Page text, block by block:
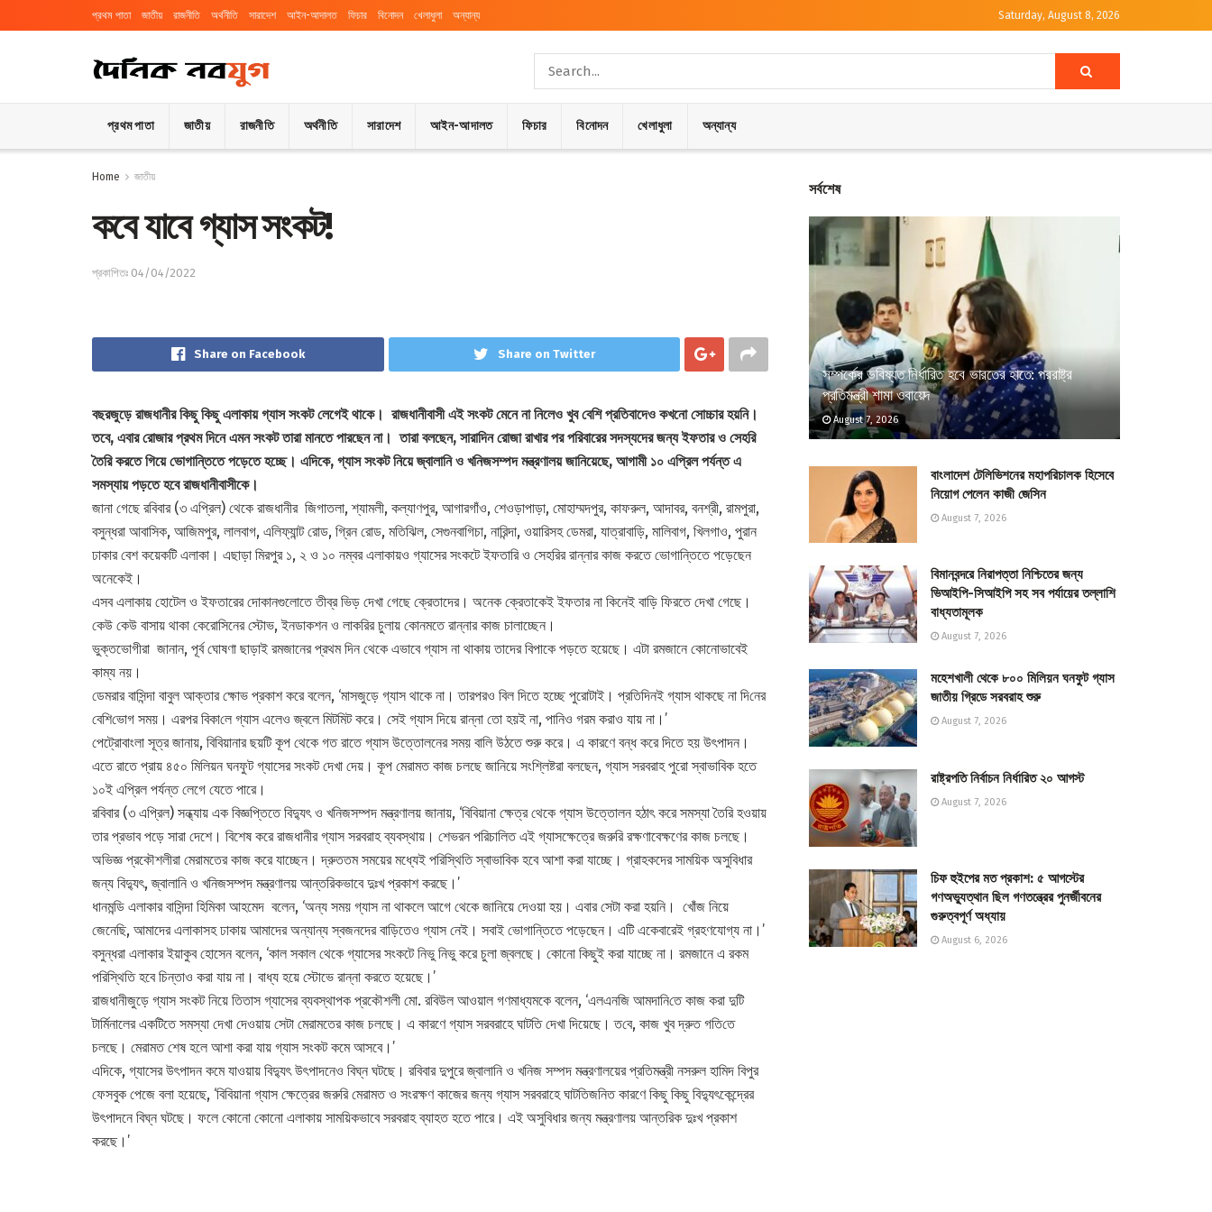
প্রথম পাতা জাতীয় রাজনীতি অর্থনীতি সারাদেশ আইন-আদালত ফিচার বিনোদন খেলাধুলা অন্যান্য Saturday, August 8, 2026
প্রথম পাতা জাতীয় রাজনীতি অর্থনীতি সারাদেশ আইন-আদালত ফিচার বিনোদন খেলাধুলা অন্যান্য
Home জাতীয়
কবে যাবে গ্যাস সংক‌ট!
প্রকাশিতঃ 04/04/2022
Share on Facebook Share on Twitter
বছরজুড়ে রাজধানীর কিছু কিছু এলাকায় গ্যাস সংক‌ট লেগেই থাকে। রাজধানীবাসী এই সংকট মেনে না নিলেও খুব বেশি প্রতিবাদেও কখনো সোচ্চার হয়নি।
তবে, এবার রোজার প্রথম দিনে এমন সংকট তারা মানতে পারছেন না। তারা বলছেন, সারাদিন রোজা রাখার পর পরিবারের সদস্যদের জন্য ইফতার ও সেহরি
তৈরি করতে গিয়ে ভোগান্তিতে পড়েতে হচ্ছে। এদিকে, গ্যাস সংকট নিয়ে জ্বালানি ও খনিজসম্পদ মন্ত্রণালয় জানিয়েছে, আগামী ১০ এপ্রিল পর্যন্ত এ
সমস্যায় পড়তে হবে রাজধানীবাসীকে।
জানা গেছে রবিবার (৩ এপ্রিল) থেকে রাজধানীর জিগাতলা, শ্যামলী, কল্যাণপুর, আগারগাঁও, শেওড়াপাড়া, মোহাম্মদপুর, কাফরুল, আদাবর, বনশ্রী, রামপুরা,
বসুন্ধরা আবাসিক, আজিমপুর, লালবাগ, এলিফ্যান্ট রোড, গ্রিন রোড, মতিঝিল, সেগুনবাগিচা, নারিন্দা, ওয়ারিসহ ডেমরা, যাত্রাবাড়ি, মালিবাগ, খিলগাও, পুরান
ঢাকার বেশ কয়েকটি এলাকা। এছাড়া মিরপুর ১, ২ ও ১০ নম্বর এলাকায়ও গ্যাসের সংকটে ইফতারি ও সেহরির রান্নার কাজ করতে ভোগান্তিতে পড়েছেন
অনেকেই।
এসব এলাকায় হোটেল ও ইফতারের দোকানগুলোতে তীব্র ভিড় দেখা গেছে ক্রেতাদের। অনেক ক্রেতাকেই ইফতার না কিনেই বাড়ি ফিরতে দেখা গেছে।
কেউ কেউ বাসায় থাকা কেরোসিনের স্টোভ, ইনডাকশন ও লাকরির চুলায় কোনমতে রান্নার কাজ চালাচ্ছেন।
ভুক্তভোগীরা জানান, পূর্ব ঘোষণা ছাড়াই রমজানের প্রথম দিন থেকে এভাবে গ্যাস না থাকায় তাদের বিপাকে পড়তে হয়েছে। এটা রমজানে কোনোভাবেই
কাম্য নয়।
ডেমরার বা‌সিন্দা বাবুল আক্তার ক্ষোভ প্রকাশ করে বলেন, ‘মাসজুড়ে গ্যাস থাকে না। তারপরও বিল দিতে হচ্ছে পুরোটাই। প্রতিদিনই গ্যাস থাকছে না ‌দি‌নের
বে‌শি‌ভোগ সময়। এরপর বিকা‌লে গ্যাস এলেও জ্বলে মিটমিট করে। সেই গ্যাস দিয়ে রান্না তো হয়ই না, পানিও গরম করাও যায় না।’
পেট্রোবাংলা সূত্র জানায়, বিবিয়ানার ছয়টি কূপ থেকে গত রাতে গ্যাস উত্তোলনের সময় বালি উঠতে শুরু করে। এ কারণে বন্ধ করে দিতে হয় উৎপাদন।
এতে রাতে প্রায় ৪৫০ মিলিয়ন ঘনফুট গ্যাসের সংকট দেখা দেয়। কূপ মেরামত কাজ চলছে জানিয়ে সংশ্লিষ্টরা বলছেন, গ্যাস সরবরাহ পুরো স্বাভাবিক হতে
১০ই এপ্রিল পর্যন্ত লেগে যেতে পারে।
রবিবার (৩ এপ্রিল) সন্ধ্যায় এক বিজ্ঞপ্তিতে বিদ্যুৎ ও খনিজসম্পদ মন্ত্রণালয় জানায়, ‘বিবিয়ানা ক্ষেত্র থেকে গ্যাস উত্তোলন হঠাৎ করে সমস্যা তৈরি হওয়ায়
তার প্রভাব পড়ে সারা দেশে। বিশেষ করে রাজধানীর গ্যাস সরবরাহ ব্যবস্থায়। শেভরন পরিচালিত এই গ্যাসক্ষেত্রে জরুরি রক্ষণাবেক্ষণের কাজ চলছে।
অভিজ্ঞ প্রকৌশলীরা মেরামতের কাজ করে যাচ্ছেন। দ্রুততম সময়ের মধ্যেই পরিস্থিতি স্বাভাবিক হবে আশা করা যাচ্ছে। গ্রাহকদের সাময়িক অসুবিধার
জন্য বিদ্যুৎ, জ্বালানি ও খনিজসম্পদ মন্ত্রণালয় আন্তরিকভাবে দুঃখ প্রকাশ করছে।’
ধানমন্ডি এলাকার বাসিন্দা হিমিকা আহমেদ বলেন, ‘অন্য সময় গ্যাস না থাকলে আগে থেকে জানিয়ে দেওয়া হয়। এবার সেটা করা হয়নি। খোঁজ নিয়ে
জেনেছি, আমাদের এলাকাসহ ঢাকায় আমাদের অন্যান্য স্বজনদের বাড়িতেও গ্যাস নেই। সবাই ভোগান্তিতে পড়েছেন। এটি একেবারেই গ্রহণযোগ্য না।’
বসুন্ধরা এলাকার ইয়াকুব হোসেন বলেন, ‘কাল সকাল থেকে গ্যাসের সংকটে নিভু নিভু করে চুলা জ্বলছে। কোনো কিছুই করা যাচ্ছে না। রমজানে এ রকম
পরিস্থিতি হবে চিন্তাও করা যায় না। বাধ্য হয়ে স্টোভে রান্না করতে হয়েছে।’
রাজধানীজুড়ে গ্যাস সংকট নিয়ে তিতাস গ্যাসের ব্যবস্থাপক প্রকৌশলী মো. রবিউল আওয়াল গণমাধ্যমকে বলেন, ‘এলএনজি আমদা‌নি‌তে কাজ করা দুটি
টার্মিনালের একটিতে সমস্যা দেখা দেওয়ায় সেটা মেরামতের কাজ চলছে। এ কারণে গ্যাস সরবরাহে ঘাটতি দেখা দিয়েছে। ত‌বে, কাজ খুব দ্রুত গ‌তি‌তে
চলছে। মেরামত শেষ হলে আশা করা যায় গ্যাস সংকট কমে আসবে।’
এদিকে, গ্যাসের উৎপাদন কমে যাওয়ায় বিদ্যুৎ উৎপাদনেও বিঘ্ন ঘটছে। রবিবার দুপুরে জ্বালানি ও খনিজ সম্পদ মন্ত্রণালয়ের প্রতিমন্ত্রী নসরুল হামিদ বিপুর
ফেসবুক পেজে বলা হয়েছে, ‘বিবিয়ানা গ্যাস ক্ষেত্রের জরুরি মেরামত ও সংরক্ষণ কাজের জন্য গ্যাস সরবরাহে ঘাটতিজনিত কারণে কিছু কিছু বিদ্যুৎকেন্দ্রের
উৎপাদনে বিঘ্ন ঘটছে। ফলে কোনো কোনো এলাকায় সাময়িকভাবে সরবরাহ ব্যাহত হতে পারে। এই অসুবিধার জন্য মন্ত্রণালয় আন্তরিক দুঃখ প্রকাশ
করছে।’
সর্বশেষ
সম্পর্কের ভবিষ্যত নির্ধারিত হবে ভারতের হাতে: পররাষ্ট্র
প্রতিমন্ত্রী শামা ওবায়েদ
August 7, 2026
বাংলাদেশ টেলিভিশনের মহাপরিচালক হিসেবে
নিয়োগ পেলেন কাজী জেসিন
August 7, 2026
বিমানবন্দরে নিরাপত্তা নিশ্চিতের জন্য
ভিআইপি-সিআইপি সহ সব পর্যায়ের তল্লাশি
বাধ্যতামূলক
August 7, 2026
মহেশখালী থেকে ৮০০ মিলিয়ন ঘনফুট গ্যাস
জাতীয় গ্রিডে সরবরাহ শুরু
August 7, 2026
রাষ্ট্রপতি নির্বাচন নির্ধারিত ২০ আগস্ট
August 7, 2026
চিফ হুইপের মত প্রকাশ: ৫ আগস্টের
গণঅভ্যুত্থান ছিল গণতন্ত্রের পুনর্জীবনের
গুরুত্বপূর্ণ অধ্যায়
August 6, 2026